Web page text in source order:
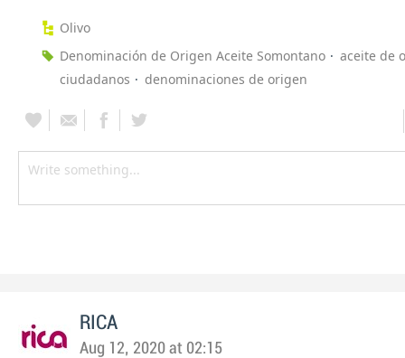
Olivo
Denominación de Origen Aceite Somontano
aceite de
ciudadanos
denominaciones de origen
RICA
Aug 12, 2020 at 02:15